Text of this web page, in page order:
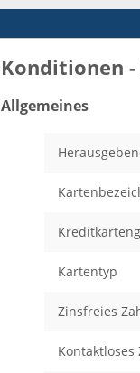
Konditionen
Allgemeines
Kartentyp
Zinsfreies
Kontaktloses